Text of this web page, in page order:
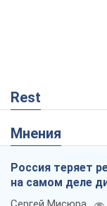
Rest
Мнения
Россия теряет
на самом деле